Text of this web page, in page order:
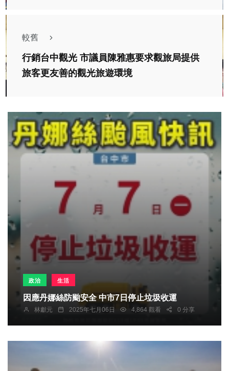
較舊
行銷台中觀光 市議員陳雅惠要求觀旅局提供
旅客更友善的觀光旅遊環境
政治 生活
因應丹娜絲防颱安全 中市7日停止垃圾收運
林獻元 2025年七月06日 4,864 觀看 0 分享